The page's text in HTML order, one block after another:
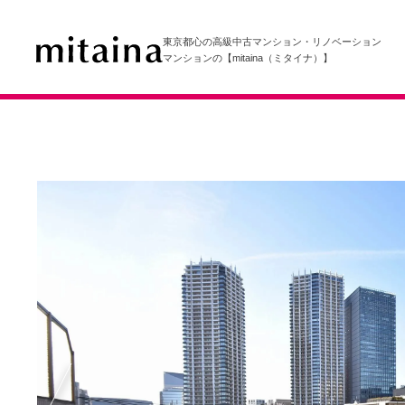
東京都心の高級中古マンション・リノベーション
マンションの【mitaina（ミタイナ）】